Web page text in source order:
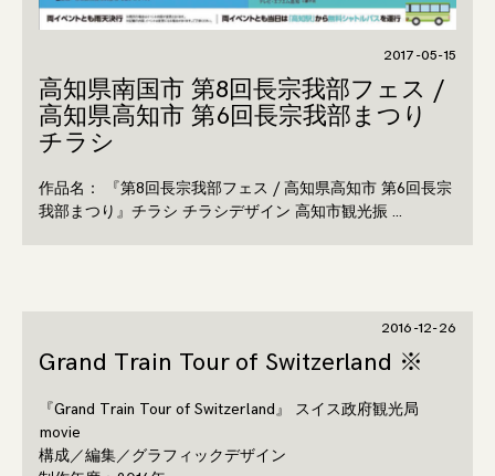
2017-05-15
高知県南国市 第8回長宗我部フェス /
高知県高知市 第6回長宗我部まつり
チラシ
作品名： 『第8回長宗我部フェス / 高知県高知市 第6回長宗
我部まつり』チラシ チラシデザイン 高知市観光振 …
2016-12-26
Grand Train Tour of Switzerland ※
『Grand Train Tour of Switzerland』 スイス政府観光局
movie
構成／編集／グラフィックデザイン